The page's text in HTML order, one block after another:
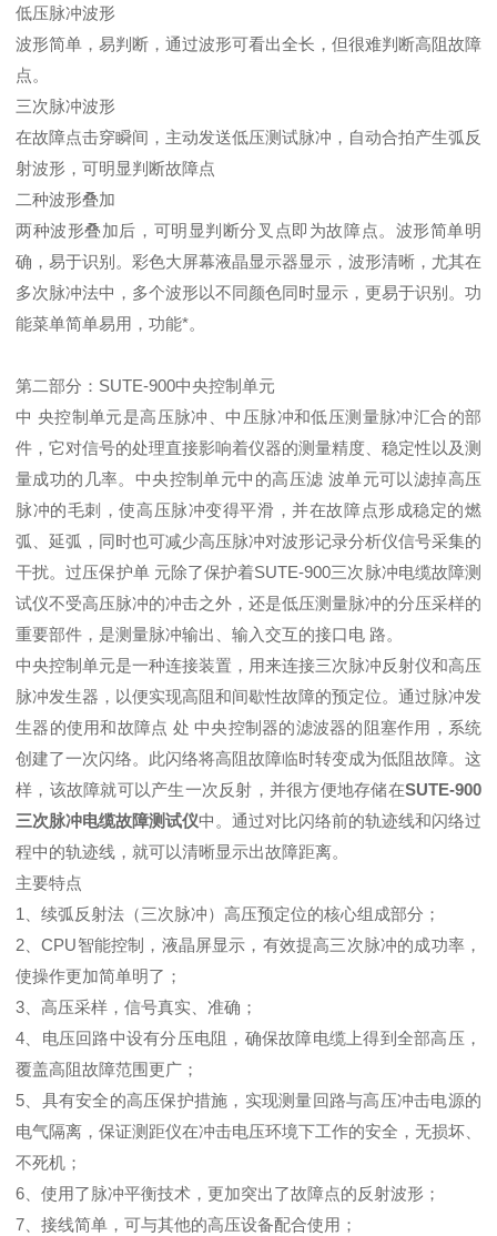
低压脉冲波形
波形简单，易判断，通过波形可看出全长，但很难判断高阻故障
点。
三次脉冲波形
在故障点击穿瞬间，主动发送低压测试脉冲，自动合拍产生弧反
射波形，可明显判断故障点
二种波形叠加
两种波形叠加后，可明显判断分叉点即为故障点。波形简单明
确，易于识别。彩色大屏幕液晶显示器显示，波形清晰，尤其在
多次脉冲法中，多个波形以不同颜色同时显示，更易于识别。功
能菜单简单易用，功能*。
第二部分：SUTE-900中央控制单元
中 央控制单元是高压脉冲、中压脉冲和低压测量脉冲汇合的部
件，它对信号的处理直接影响着仪器的测量精度、稳定性以及测
量成功的几率。中央控制单元中的高压滤 波单元可以滤掉高压
脉冲的毛刺，使高压脉冲变得平滑，并在故障点形成稳定的燃
弧、延弧，同时也可减少高压脉冲对波形记录分析仪信号采集的
干扰。过压保护单 元除了保护着SUTE-900三次脉冲电缆故障测
试仪不受高压脉冲的冲击之外，还是低压测量脉冲的分压采样的
重要部件，是测量脉冲输出、输入交互的接口电 路。
中央控制单元是一种连接装置，用来连接三次脉冲反射仪和高压
脉冲发生器，以便实现高阻和间歇性故障的预定位。通过脉冲发
生器的使用和故障点 处 中央控制器的滤波器的阻塞作用，系统
创建了一次闪络。此闪络将高阻故障临时转变成为低阻故障。这
样，该故障就可以产生一次反射，并很方便地存储在SUTE-900
三次脉冲电缆故障测试仪中。通过对比闪络前的轨迹线和闪络过
程中的轨迹线，就可以清晰显示出故障距离。
主要特点
1、续弧反射法（三次脉冲）高压预定位的核心组成部分；
2、CPU智能控制，液晶屏显示，有效提高三次脉冲的成功率，
使操作更加简单明了；
3、高压采样，信号真实、准确；
4、电压回路中设有分压电阻，确保故障电缆上得到全部高压，
覆盖高阻故障范围更广；
5、具有安全的高压保护措施，实现测量回路与高压冲击电源的
电气隔离，保证测距仪在冲击电压环境下工作的安全，无损坏、
不死机；
6、使用了脉冲平衡技术，更加突出了故障点的反射波形；
7、接线简单，可与其他的高压设备配合使用；